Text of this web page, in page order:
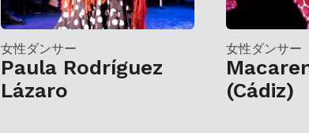
女性ダンサー
Paula Rodríguez
Lázaro
女性ダンサー
(Cádiz)